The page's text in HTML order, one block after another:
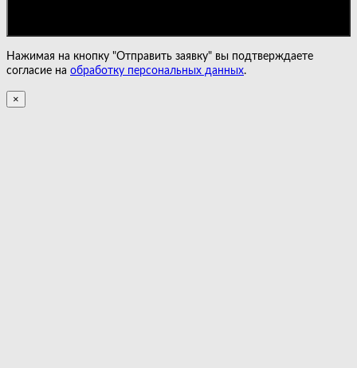
Нажимая на кнопку "Отправить заявку" вы подтверждаете
согласие на обработку персональных данных.
×